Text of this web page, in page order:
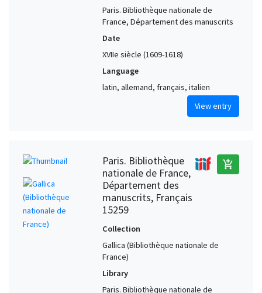
Paris. Bibliothèque nationale de
France, Département des manuscrits
Date
XVIIe siècle (1609-1618)
Language
latin, allemand, français, italien
View entry
Paris. Bibliothèque
nationale de France,
Département des
manuscrits, Français
15259
add_shopping_cart
Collection
Gallica (Bibliothèque nationale de
France)
Library
Paris. Bibliothèque nationale de